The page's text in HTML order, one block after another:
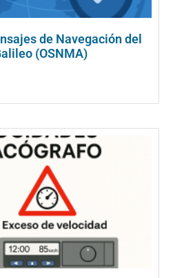
de Navegación del
(OSNMA)